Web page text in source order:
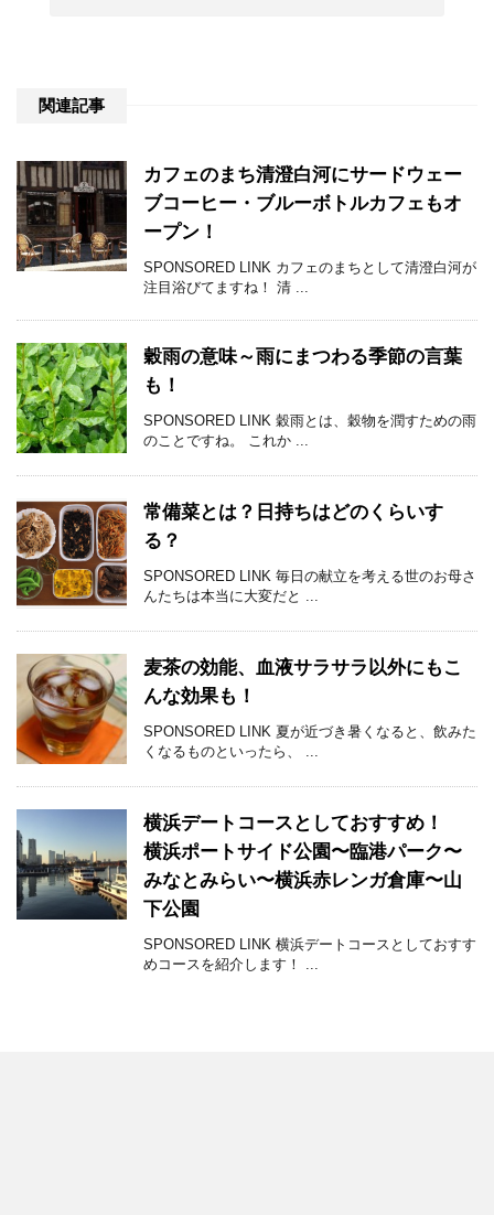
関連記事
カフェのまち清澄白河にサードウェー
ブコーヒー・ブルーボトルカフェもオ
ープン！
SPONSORED LINK カフェのまちとして清澄白河が
注目浴びてますね！ 清 ...
穀雨の意味～雨にまつわる季節の言葉
も！
SPONSORED LINK 穀雨とは、穀物を潤すための雨
のことですね。 これか ...
常備菜とは？日持ちはどのくらいす
る？
SPONSORED LINK 毎日の献立を考える世のお母さ
んたちは本当に大変だと ...
麦茶の効能、血液サラサラ以外にもこ
んな効果も！
SPONSORED LINK 夏が近づき暑くなると、飲みた
くなるものといったら、 ...
横浜デートコースとしておすすめ！
横浜ポートサイド公園〜臨港パーク〜
みなとみらい〜横浜赤レンガ倉庫〜山
下公園
SPONSORED LINK 横浜デートコースとしておすす
めコースを紹介します！ ...